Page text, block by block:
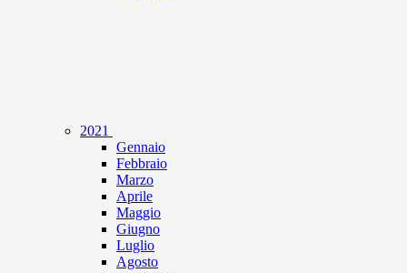
2021
Gennaio
Febbraio
Marzo
Aprile
Maggio
Giugno
Luglio
Agosto